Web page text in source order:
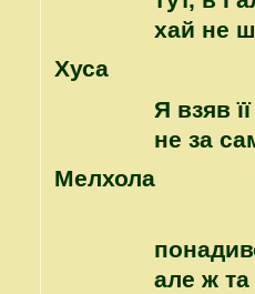
хай не
Хуса
Я взяв
не за
Mелхола
але ж